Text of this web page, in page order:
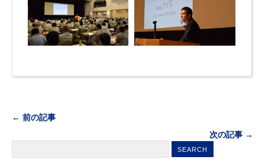
← 前の記事
次の記事 →